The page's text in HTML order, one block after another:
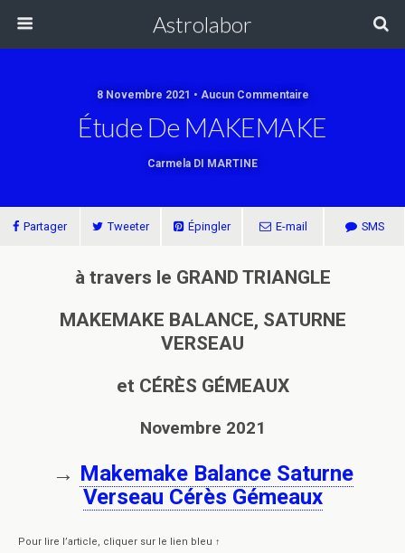
Astrolabor
8 Novembre 2021 • Aucun Commentaire
Étude De MAKEMAKE
Carmela DI MARTINE
Partager Tweeter Épingler E-mail SMS
à travers le GRAND TRIANGLE
MAKEMAKE BALANCE, SATURNE
VERSEAU
et CÉRÈS GÉMEAUX
Novembre 2021
→ Makemake Balance Saturne
Verseau Cérès Gémeaux
Pour lire l’article, cliquer sur le lien bleu ↑